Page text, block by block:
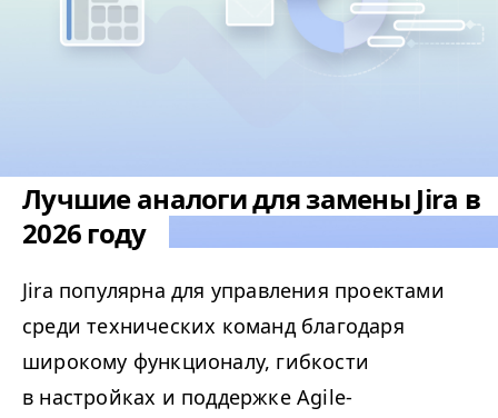
Лучшие аналоги для замены Jira в
2026 году
Jira популярна для управления проектами
среди технических команд благодаря
широкому функционалу, гибкости
в настройках и поддержке Agile-